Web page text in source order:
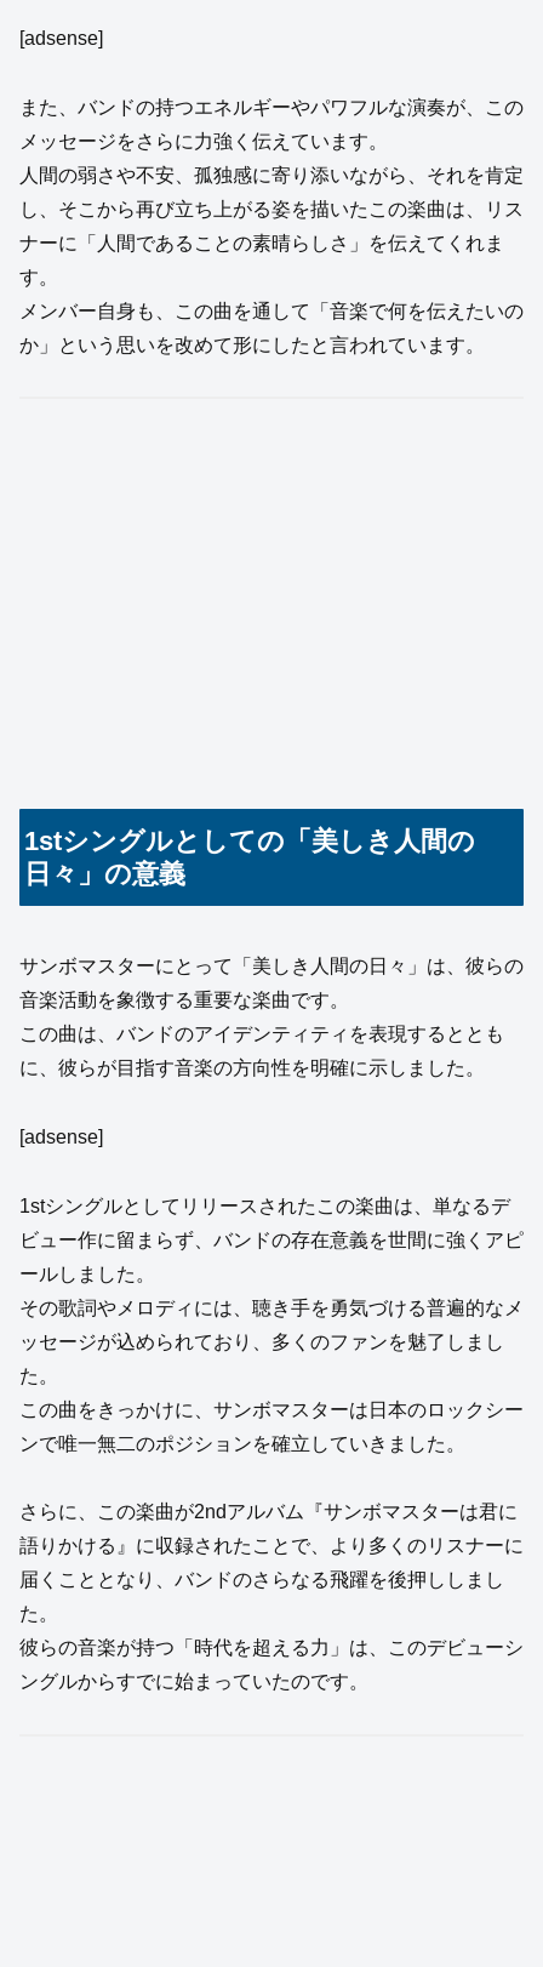
[adsense]
また、バンドの持つエネルギーやパワフルな演奏が、この
メッセージをさらに力強く伝えています。
人間の弱さや不安、孤独感に寄り添いながら、それを肯定
し、そこから再び立ち上がる姿を描いたこの楽曲は、リス
ナーに「人間であることの素晴らしさ」を伝えてくれま
す。
メンバー自身も、この曲を通して「音楽で何を伝えたいの
か」という思いを改めて形にしたと言われています。
1stシングルとしての「美しき人間の
日々」の意義
サンボマスターにとって「美しき人間の日々」は、彼らの
音楽活動を象徴する重要な楽曲です。
この曲は、バンドのアイデンティティを表現するととも
に、彼らが目指す音楽の方向性を明確に示しました。
[adsense]
1stシングルとしてリリースされたこの楽曲は、単なるデ
ビュー作に留まらず、バンドの存在意義を世間に強くアピ
ールしました。
その歌詞やメロディには、聴き手を勇気づける普遍的なメ
ッセージが込められており、多くのファンを魅了しまし
た。
この曲をきっかけに、サンボマスターは日本のロックシー
ンで唯一無二のポジションを確立していきました。
さらに、この楽曲が2ndアルバム『サンボマスターは君に
語りかける』に収録されたことで、より多くのリスナーに
届くこととなり、バンドのさらなる飛躍を後押ししまし
た。
彼らの音楽が持つ「時代を超える力」は、このデビューシ
ングルからすでに始まっていたのです。